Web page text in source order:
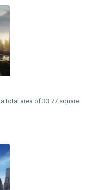
total area of 33.77 square